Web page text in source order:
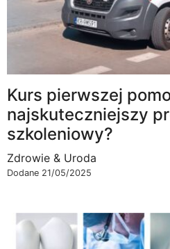
Kurs pierwszej
najskuteczniejszy
szkoleniowy?
Zdrowie & Uroda
Dodane 21/05/2025